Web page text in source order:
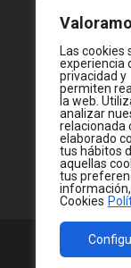
Las cookies
experiencia
privacidad y
permiten
la web.
analizar
relacionada
elaborado
tus hábitos
aquellas
tus
Cookies
© 2026